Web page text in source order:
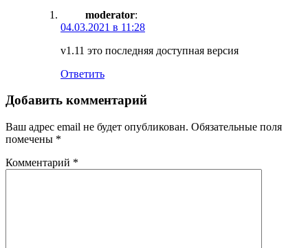
moderator:
04.03.2021 в 11:28
v1.11 это последняя доступная версия
Ответить
Добавить комментарий
Ваш адрес email не будет опубликован. Обязательные поля
помечены *
Комментарий *